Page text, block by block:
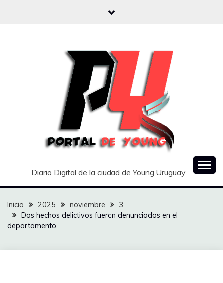
Diario Digital de la ciudad de Young,Uruguay
Inicio 2025 noviembre
3
Dos hechos delictivos fueron denunciados en el
departamento